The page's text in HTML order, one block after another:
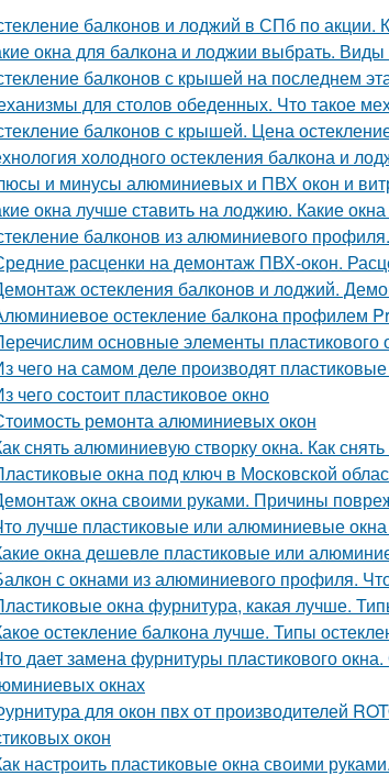
балконов и лоджий в СПб по
окна для балкона и лоджии выбрать. Виды
балконов с крышей на последнем
для столов обеденных. Что такое
балконов с крышей. Цена
холодного остекления балкона и
и минусы алюминиевых и ПВХ окон и
окна лучше ставить на лоджию. Какие
балконов из алюминиевого
расценки на демонтаж ПВХ-окон.
остекления балконов и лоджий.
остекление балкона профилем
основные элементы пластикового
чего на самом деле производят
чего состоит пластиковое окно
ремонта алюминиевых окон
снять алюминиевую створку окна. Как
окна под ключ в Московской
окна своими руками. Причины
лучше пластиковые или алюминиевые
окна дешевле пластиковые или
с окнами из алюминиевого профиля.
окна фурнитура, какая лучше.
остекление балкона лучше. Типы
дает замена фурнитуры пластикового
окнах
для окон пвх от производителей
окон
настроить пластиковые окна своими